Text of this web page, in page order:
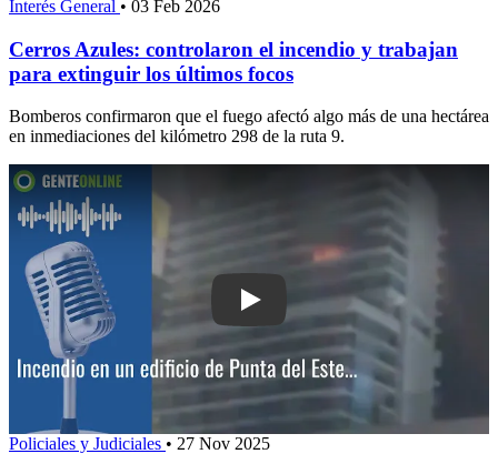
Interés General • 03 Feb 2026
Cerros Azules: controlaron el incendio y trabajan
para extinguir los últimos focos
Bomberos confirmaron que el fuego afectó algo más de una hectárea
en inmediaciones del kilómetro 298 de la ruta 9.
Play: Incendio en un edificio de Punta
Policiales y Judiciales • 27 Nov 2025